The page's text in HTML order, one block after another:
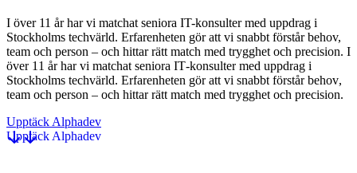
I över 11 år har vi matchat seniora IT-konsulter med uppdrag i
Stockholms techvärld. Erfarenheten gör att vi snabbt förstår behov,
team och person – och hittar rätt match med trygghet och precision. I
över 1 1 år har vi matchat seniora IT-konsulter med uppdrag i
Stockholms techvärld. Erfarenheten gör att vi snabbt förstår behov,
team och person – och hittar rätt match med trygghet och precision.
Upptäck Alphadev